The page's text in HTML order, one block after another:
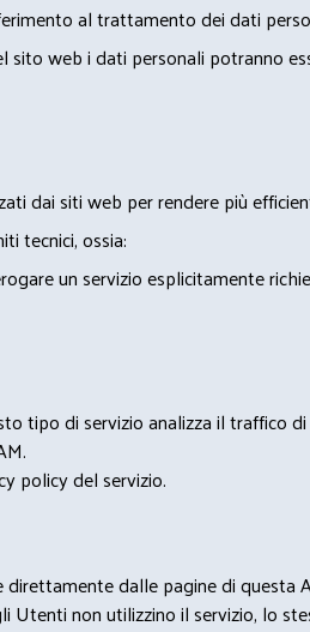
al trattamento dei dati
web i dati personali potranno
dai siti web per rendere più
tecnici, ossia:
un servizio esplicitamente
tipo di servizio analizza il traffico
policy del servizio.
dalle pagine di questa
non utilizzino il servizio, lo